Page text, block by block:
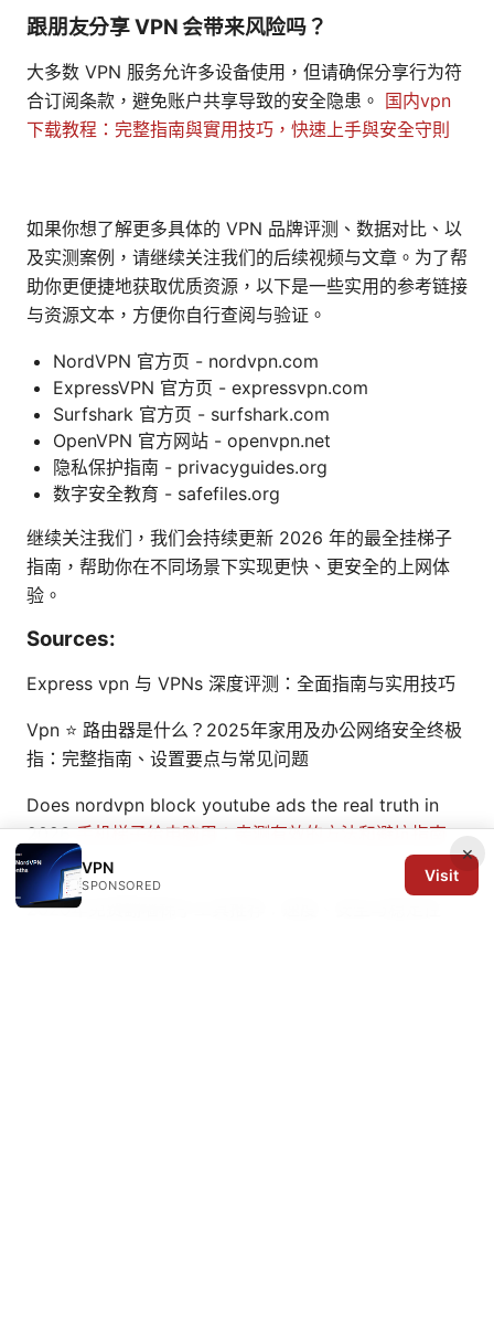
跟朋友分享 VPN 会带来风险吗？
大多数 VPN 服务允许多设备使用，但请确保分享行为符
合订阅条款，避免账户共享导致的安全隐患。 国内vpn
下载教程：完整指南與實用技巧，快速上手與安全守則
如果你想了解更多具体的 VPN 品牌评测、数据对比、以
及实测案例，请继续关注我们的后续视频与文章。为了帮
助你更便捷地获取优质资源，以下是一些实用的参考链接
与资源文本，方便你自行查阅与验证。
NordVPN 官方页 - nordvpn.com
ExpressVPN 官方页 - expressvpn.com
Surfshark 官方页 - surfshark.com
OpenVPN 官方网站 - openvpn.net
隐私保护指南 - privacyguides.org
数字安全教育 - safefiles.org
继续关注我们，我们会持续更新 2026 年的最全挂梯子
指南，帮助你在不同场景下实现更快、更安全的上网体
验。
Sources:
Express vpn 与 VPNs 深度评测：全面指南与实用技巧
Vpn ⭐ 路由器是什么？2025年家用及办公网络安全终极
指：完整指南、设置要点与常见问题
Does nordvpn block youtube ads the real truth in
2026手机梯子给电脑用：亲测有效的方法和避坑指南
2026版
2026年免费翻墙梯子工具推荐：速度、安全与稳定性
×
VPN
SPONSORED
Visit